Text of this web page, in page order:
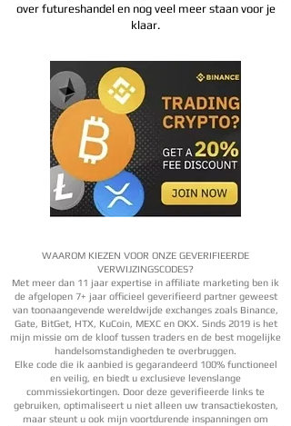
over futureshandel en nog veel meer staan voor je
klaar.
WAAROM KIEZEN VOOR ONZE GEVERIFIEERDE
VERWIJZINGSCODES?
Met meer dan 11 jaar expertise in affiliate marketing ben ik
de afgelopen 7+ jaar officieel geverifieerd partner geweest
van toonaangevende wereldwijde exchanges zoals Binance,
Gate, BitGet, HTX, KuCoin, MEXC en OKX. Sinds 2019 is het
mijn missie om de kloof tussen traders en de best mogelijke
handelsomstandigheden te overbruggen.
Elke code die ik aanbied is gegarandeerd 100% functioneel
en veilig, en biedt u exclusieve levenslange
commissiekortingen. Door deze geverifieerde links te
gebruiken, optimaliseert u niet alleen uw transactiekosten,
maar steunt u ook mijn voortdurende inspanningen om